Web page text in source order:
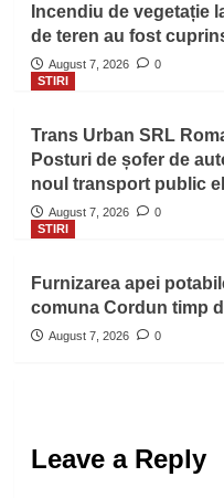
Incendiu de vegetație
de teren au fost
August 7, 2026
0
STIRI
Trans Urban SRL
Posturi de șofer de
noul transport public
August 7, 2026
0
STIRI
Furnizarea apei
comuna Cordun timp
August 7, 2026 0
Leave a Reply